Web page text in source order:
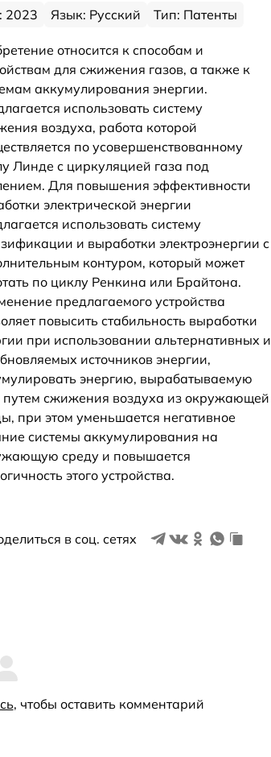
2023 Язык: Русский Тип: Патенты
относится к способам и
для сжижения газов, а также к
аккумулирования энергии.
использовать систему
воздуха, работа которой
по усовершенствованному
Линде с циркуляцией газа под
Для повышения эффективности
электрической энергии
использовать систему
и выработки электроэнергии с
контуром, который может
по циклу Ренкина или Брайтона.
предлагаемого устройства
повысить стабильность выработки
при использовании альтернативных и
источников энергии,
энергию, вырабатываемую
путем сжижения воздуха из окружающей
при этом уменьшается негативное
системы аккумулирования на
среду и повышается
этого устройства.
в соц. сетях
, чтобы оставить комментарий